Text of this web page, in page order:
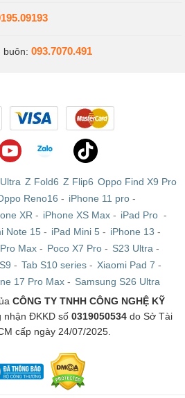
tính năng tiện ích như kết nối
liền… giúp người dùng dễ dàng
máy chụp ảnh quay
chụp hình đều có những thành
sẽ giúp bạn sử dụng hiệu
bảo vệ bộ phận bên trong, gồm
ngắm, giắc cắm và pin.
sáng và tạo hình ảnh trên cảm
nét và zoom.
ánh sáng thành tín hiệu điện tử,
số.
lý tín hiệu điện tử từ cảm biến,
buôn: 093.7070.491
Z Fold6 Z Flip6 Oppo Find X9 Pro
Reno16 - iPhone 11 pro-
XR - iPhone XS Max- iPad Pro -
Note 15 - iPad Mini 5 - iPhone 13 -
Max - Poco X7 Pro - S23 Ultra -
- Tab S10 series - Xiaomi Pad 7 -
17 Pro Max- Samsung S26 Ultra
CÔNG TY TNHH CÔNG NGHỆ KỸ
nhận ĐKKD số 0319050534 do Sở Tài
cấp ngày 24/07/2025.